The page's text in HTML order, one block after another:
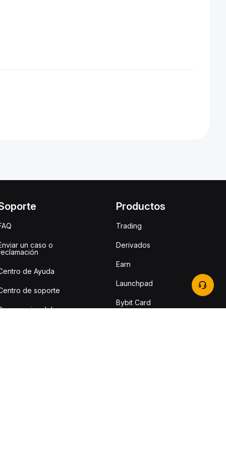
un caso o
de Ayuda
de soporte
del
Productos
Trading
Derivados
Earn
Launchpad
Bybit Card